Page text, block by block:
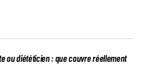
ou diététicien : que couvre réellement